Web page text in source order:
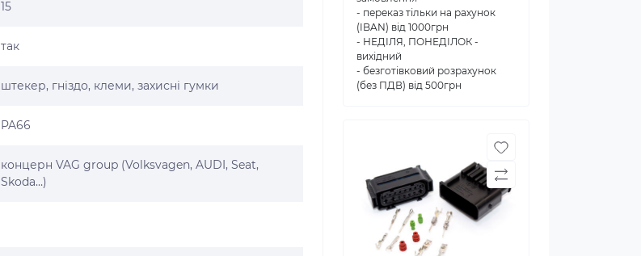
15
так
штекер, гніздо, клеми, захисні гумки
PA66
концерн VAG group (Volksvagen, AUDI, Seat,
Skoda…)
- переказ тільки на рахунок
(IBAN) від 1000грн
- НЕДІЛЯ, ПОНЕДІЛОК -
вихідний
- безготівковий розрахунок
(без ПДВ) від 500грн